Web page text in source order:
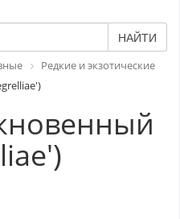
НАЙТИ
Редкие и экзотические